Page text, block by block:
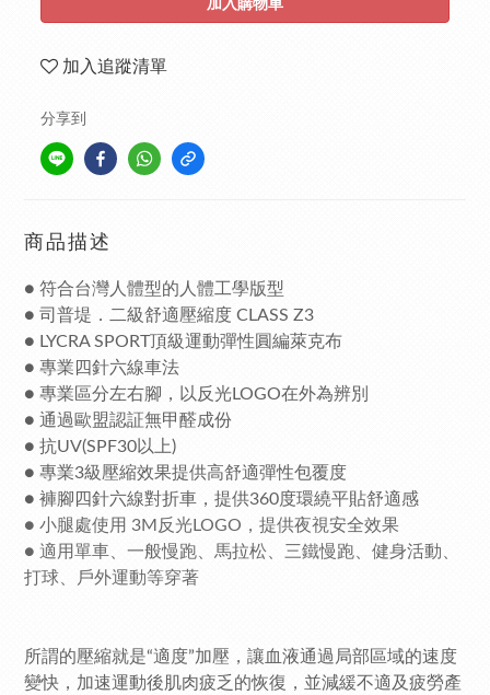
加入購物車
加入追蹤清單
分享到
商品描述
● 符合台灣人體型的人體工學版型
● 司普堤．二級舒適壓縮度 CLASS Z3
● LYCRA SPORT頂級運動彈性圓編萊克布
● 專業四針六線車法
● 專業區分左右腳，以反光LOGO在外為辨別
● 通過歐盟認証無甲醛成份
● 抗UV(SPF30以上)
● 專業3級壓縮效果提供高舒適彈性包覆度
● 褲腳四針六線對折車，提供360度環繞平貼舒適感
● 小腿處使用 3M反光LOGO，提供夜視安全效果
● 適用單車、一般慢跑、馬拉松、三鐵慢跑、健身活動、
打球、戶外運動等穿著
所謂的壓縮就是“適度”加壓，讓血液通過局部區域的速度
變快，加速運動後肌肉疲乏的恢復，並減緩不適及疲勞產